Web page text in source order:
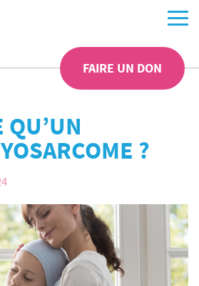
FAIRE UN DON
QU’UN
?